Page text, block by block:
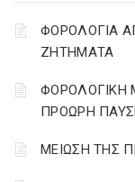
ΦΟΡΟΛΟΓΙΑ
ΖΗΤΗΜΑΤΑ
ΦΟΡΟΛΟΓΙΚΗ
ΠΡΟΩΡΗ
ΜΕΙΩΣΗ ΤΗΣ